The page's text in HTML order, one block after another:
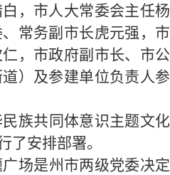
，市人大常委会主任杨
常务副市长虎元强，市
，市政府副市长、市公
）及参建单位负责人参
族共同体意识主题文化
了安排部署。
场是州市两级党委决定